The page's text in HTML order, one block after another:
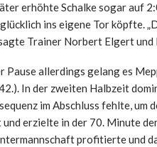
erhöhte Schalke sogar auf
ins eigene Tor köpfte.
Trainer Norbert Elgert
Pause allerdings gelang es
In der zweiten Halbzeit
im Abschluss fehlte, um
erzielte in der 70. Minute
profitierte und